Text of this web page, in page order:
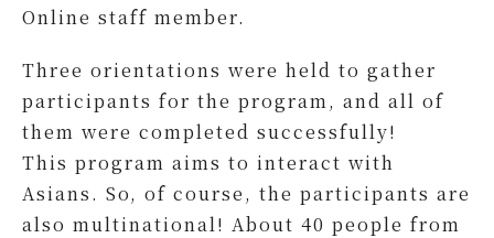
Online staff member.
Three orientations were held to gather
participants for the program, and all of
them were completed successfully!
This program aims to interact with
Asians. So, of course, the participants are
also multinational! About 40 people from